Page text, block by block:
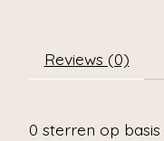
Reviews (0)
0 sterren op basis